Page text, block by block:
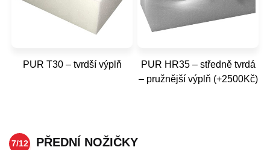
PUR T30 – tvrdší výplň
PUR HR35 – středně tvrdá
– pružnější výplň (+2500Kč)
7/12 PŘEDNÍ NOŽIČKY